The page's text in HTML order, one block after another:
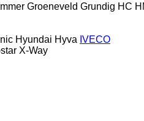
Groeneveld Grundig HC
Hyundai Hyva IVECO
X-Way